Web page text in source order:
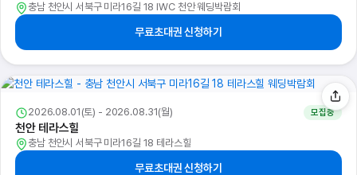
충남 천안시 서북구 미라16길 18 IWC 천안 웨딩박람회
무료초대권 신청하기
2026.08.01(토) - 2026.08.31(월) 모집중
천안 테라스힐
충남 천안시 서북구 미라16길 18 테라스힐
무료초대권 신청하기